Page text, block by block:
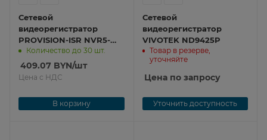
Сетевой
видеорегистратор
PROVISION-ISR NVR5-
4100PXN(MM)
Количество до 30 шт.
409.07 BYN/шт
Цена с НДС
В корзину
Сетевой
видеорегистратор
VIVOTEK ND9425P
Товар в резерве,
уточняйте
Цена по запросу
Уточнить доступность